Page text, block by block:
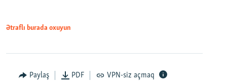
Auto 240p 360p 480p
Ətraflı burada oxuyun
Paylaş PDF VPN-siz açmaq